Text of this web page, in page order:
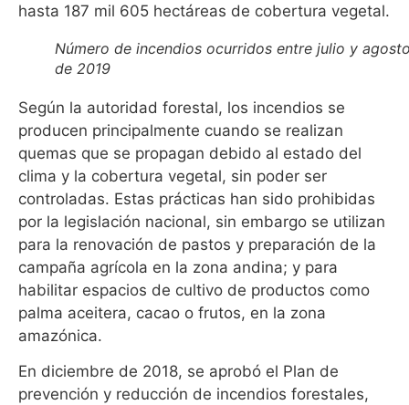
hasta 187 mil 605 hectáreas de cobertura vegetal.
Número de incendios ocurridos entre julio y
de 2019
Según la autoridad forestal, los incendios se
producen principalmente cuando se realizan
quemas que se propagan debido al estado del
clima y la cobertura vegetal, sin poder ser
controladas. Estas prácticas han sido prohibidas
por la legislación nacional, sin embargo se utilizan
para la renovación de pastos y preparación de la
campaña agrícola en la zona andina; y para
habilitar espacios de cultivo de productos como
palma aceitera, cacao o frutos, en la zona
amazónica.
En diciembre de 2018, se aprobó el Plan de
prevención y reducción de incendios forestales,